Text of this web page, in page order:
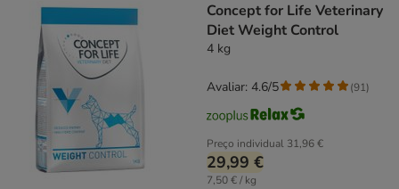
Concept for Life Veterinary
Diet Weight Control
4 kg
Preço individual 31,96 €
29,99 €
7,50 € / kg
Avaliar: 4.6/5 (91)